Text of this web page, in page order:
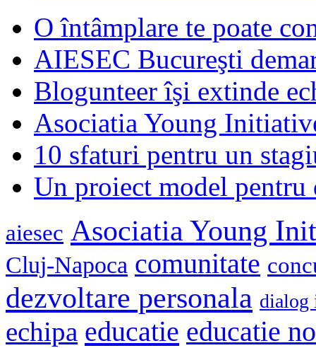
O întâmplare te poate
AIESEC Bucureşti
Blogunteer îşi extinde
Asociatia Young
10 sfaturi pentru un
Un proiect model
aiesec Asociatia Young
Cluj-Napoca comunitate
dezvoltare personala dialog
echipa educatie educatie